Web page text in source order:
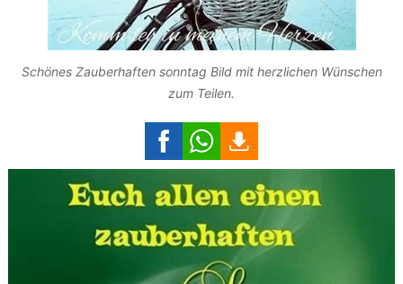
Schönes Zauberhaften sonntag Bild mit herzlichen Wünschen
zum Teilen.